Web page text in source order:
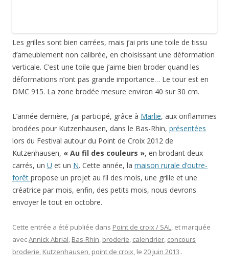
Les grilles sont bien carrées, mais j’ai pris une toile de tissu
d’ameublement non calibrée, en choisissant une déformation
verticale. C’est une toile que j’aime bien broder quand les
déformations n’ont pas grande importance… Le tour est en
DMC 915. La zone brodée mesure environ 40 sur 30 cm.
L’année dernière, j’ai participé, grâce à Marlie, aux oriflammes
brodées pour Kutzenhausen, dans le Bas-Rhin, présentées
lors du Festival autour du Point de Croix 2012 de
Kutzenhausen, « Au fil des couleurs », en brodant deux
carrés, un U et un N. Cette année, la maison rurale d’outre-
forêt propose un projet au fil des mois, une grille et une
créatrice par mois, enfin, des petits mois, nous devrons
envoyer le tout en octobre.
Cette entrée a été publiée dans Point de croix / SAL, et marquée
avecAnnick Abrial, Bas-Rhin, broderie, calendrier, concours
broderie, Kutzenhausen, point de croix, le 20 juin 2013 .